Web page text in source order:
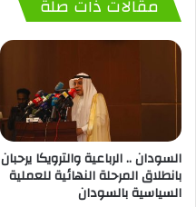
مقالات ذات صلة
السودان .. الرباعية والترويكا يرحبان
بانطلاق المرحلة النهائية للعملية
السياسية بالسودان